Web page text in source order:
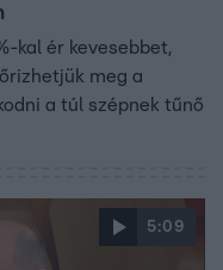
kal ér kevesebbet,
meg a
a túl szépnek tűnő
5:09